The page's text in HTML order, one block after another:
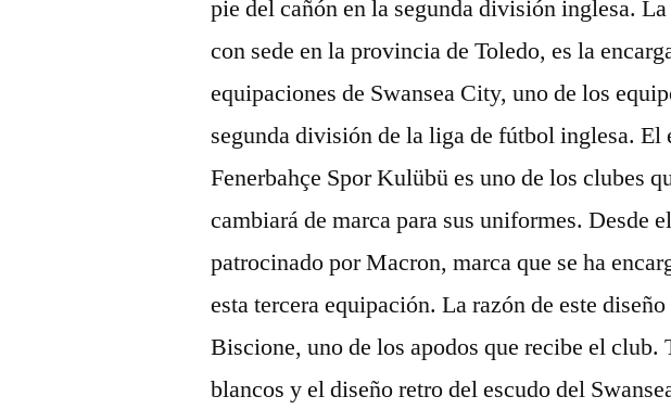
pie del cañón en la segunda división inglesa.
con sede en la provincia de Toledo, es la
equipaciones de Swansea City, uno de los
segunda división de la liga de fútbol inglesa.
Fenerbahçe Spor Kulübü es uno de los clubes
cambiará de marca para sus uniformes. Desde
patrocinado por Macron, marca que se ha
esta tercera equipación. La razón de este
Biscione, uno de los apodos que recibe el club.
blancos y el diseño retro del escudo del